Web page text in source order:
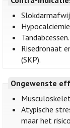
Tandabcessen.
Risedronaat
(SKP).
Ongewenste
Atypische
maar het